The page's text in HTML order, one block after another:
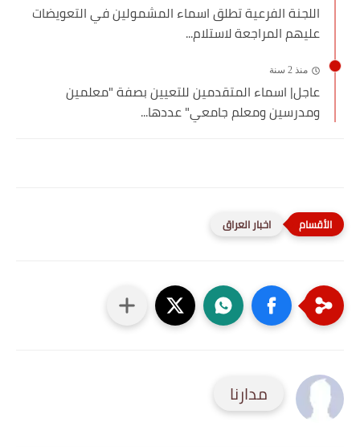
اللجنة الفرعية تطلق اسماء المشمولين في التعويضات
عليهم المراجعة لاستلام...
منذ 2 سنة
عاجل| اسماء المتقدمين للتعيين بصفة "معلمين
ومدرسين ومعلم جامعي" عددها...
اخبار العراق
مدارنا